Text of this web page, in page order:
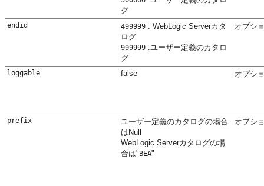
グ
endid 499999 : WebLogic Serverカタ
ログ
999999 :ユーザー定義のカタロ
グ
オプシ
loggable false オプシ
prefix
ユーザー定義のカタログの場合
はNull
WebLogic Serverカタログの場
合は" BEA"
オプシ